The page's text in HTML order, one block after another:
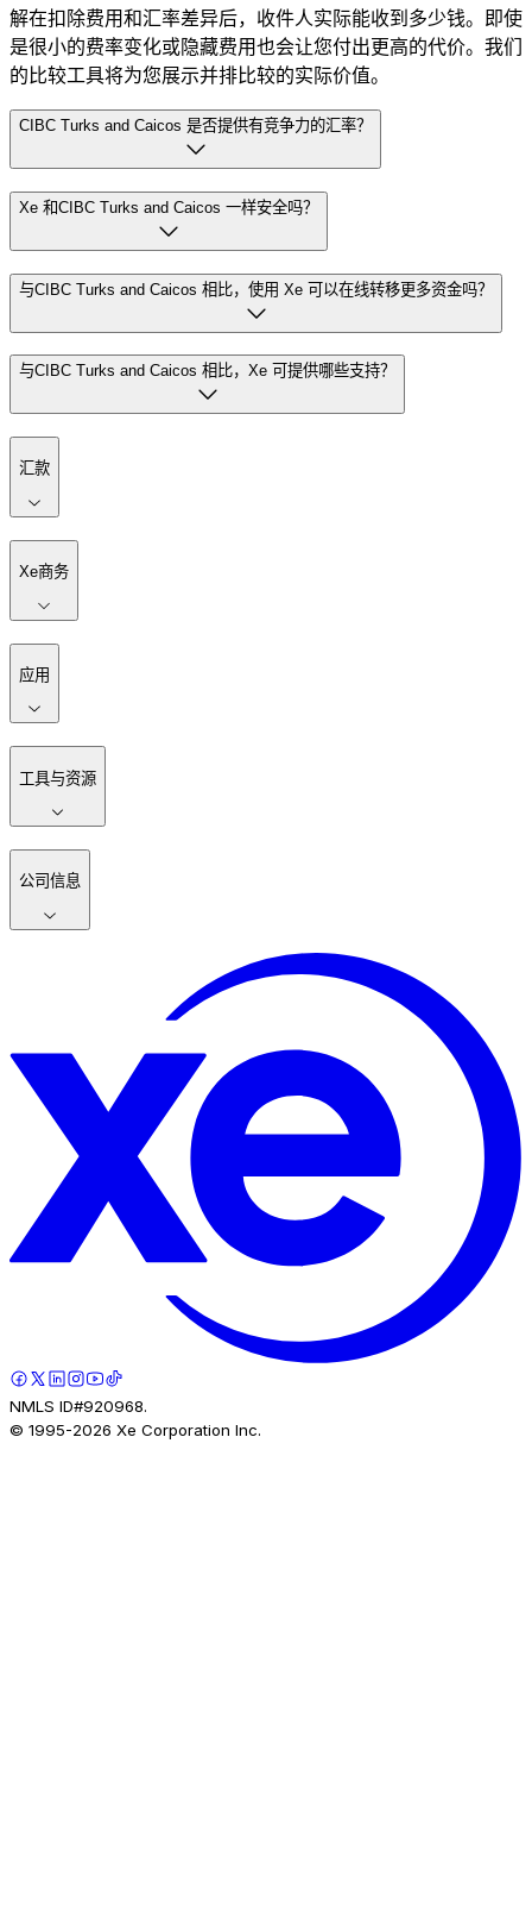
解在扣除费用和汇率差异后，收件人实际能收到多少钱。即使
是很小的费率变化或隐藏费用也会让您付出更高的代价。我们
的比较工具将为您展示并排比较的实际价值。
CIBC Turks and Caicos 是否提供有竞争力的汇率？
Xe 和CIBC Turks and Caicos 一样安全吗？
与CIBC Turks and Caicos 相比，使用 Xe 可以在线转移更多资金吗？
与CIBC Turks and Caicos 相比，Xe 可提供哪些支持？
汇款
Xe商务
应用
工具与资源
公司信息
NMLS ID#920968.
© 1995-2026 Xe Corporation Inc.